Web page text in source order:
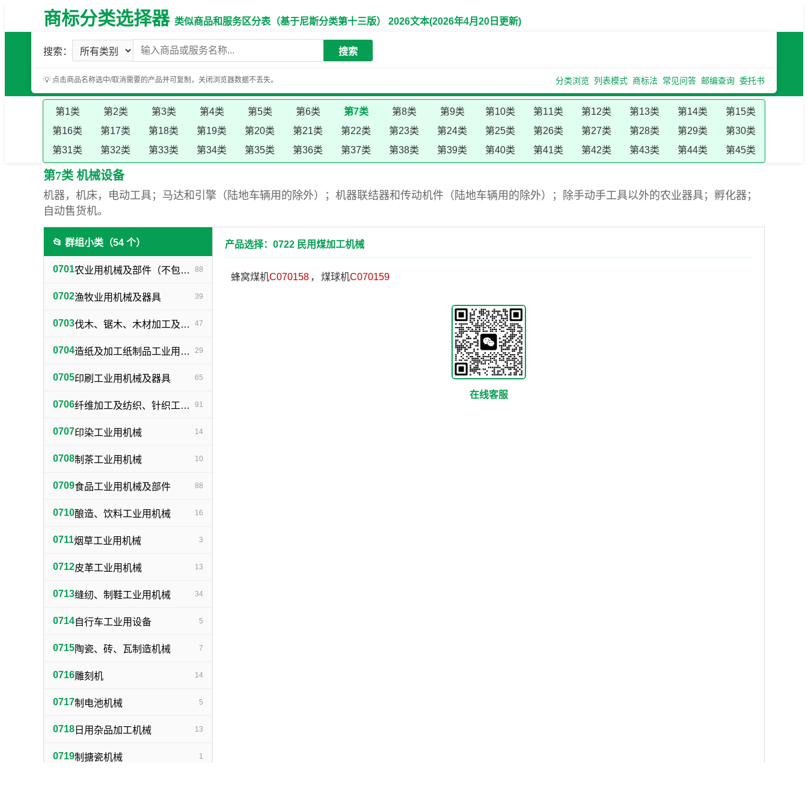
商标分类选择器类似商品和服务区分表（基于尼斯分类第十三版） 2026文本(2026年4月20日更新)
搜索： 搜索
💡 点击商品名称选中/取消需要的产品并可复制，关闭浏览器数据不丢失。 分类浏览 列表模式 商标法 常见问答 邮编查询 委托书
第1类 第2类 第3类 第4类 第5类 第6类 第7类 第8类 第9类 第10类 第11类 第12类 第13类 第14类
第15类
第16类
第17类 第18类 第19类 第20类 第21类 第22类 第23类 第24类 第25类 第26类 第27类 第28类 第29类
第30类
第31类
第32类 第33类 第34类 第35类 第36类 第37类 第38类 第39类 第40类 第41类 第42类 第43类 第44类 第45类
第7类 机械设备
机器，机床，电动工具；马达和引擎（陆地车辆用的除外）；机器联结器和传动机件（陆地车辆用的除外）；除手动手工具以外的农业器具；孵化器；
自动售货机。
📂 群组小类（54 个）
0701 农业用机械及部件（不包括小农具） 88
0702渔牧业用机械及器具 39
0703 伐木、锯木、木材加工及火柴生产用机械及器具 47
0704 造纸及加工纸制品工业用机械及器具 29
0705印刷工业用机械及器具 65
0706 纤维加工及纺织、针织工业用机械及部件 91
0707印染工业用机械 14
0708制茶工业用机械 10
0709食品工业用机械及部件 88
0710酿造、饮料工业用机械 16
0711烟草工业用机械 3
0712皮革工业用机械 13
0713缝纫、制鞋工业用机械 34
0714自行车工业用设备 5
0715陶瓷、砖、瓦制造机械 7
0716雕刻机 14
0717制电池机械 5
0718 日用杂品加工机械 13
0719制搪瓷机械 1
产品选择：0722 民用煤加工机械
蜂窝煤机C070158 ， 煤球机C070159
在线客服